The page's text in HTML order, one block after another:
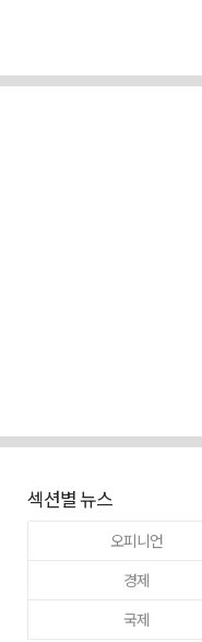
섹션별 뉴스
오피니언
경제
국제